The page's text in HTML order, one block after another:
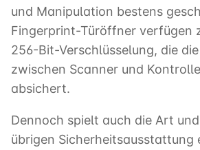
und Manipulation bestens
Fingerprint-Türöffner verfügen
256-Bit-Verschlüsselung, die
zwischen Scanner und
absichert.
Dennoch spielt auch die Art
übrigen Sicherheitsausstattung